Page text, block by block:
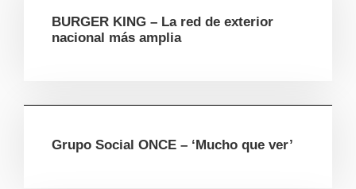
BURGER KING – La red de exterior
nacional más amplia
Grupo Social ONCE – ‘Mucho que ver’